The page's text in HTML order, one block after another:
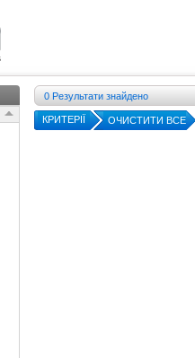
0 Результати знайдено
КРИТЕРІЇ ОЧИСТИТИ ВСЕ